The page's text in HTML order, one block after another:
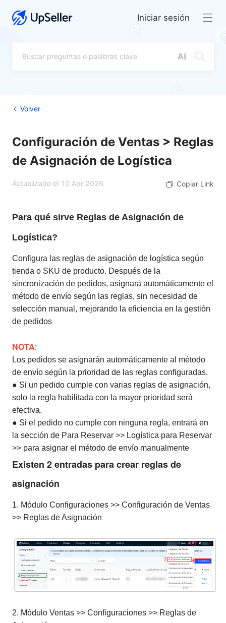
Iniciar sesión
Volver
Configuración de Ventas > Reglas
de Asignación de Logística
Actualizado el 10 Apr,2026 Copiar Link
Para qué sirve Reglas de Asignación de
Logística?
Configura las reglas de asignación de logística según
tienda o SKU de producto. Después de la
sincronización de pedidos, asignará automáticamente el
método de envío según las reglas, sin necesidad de
selección manual, mejorando la eficiencia en la gestión
de pedidos
NOTA:
Los pedidos se asignarán automáticamente al método
de envío según la prioridad de las reglas configuradas.
● Si un pedido cumple con varias reglas de asignación,
solo la regla habilitada con la mayor prioridad será
efectiva.
● Si el pedido no cumple con ninguna regla, entrará en
la sección de Para Reservar >> Logística para Reservar
>> para asignar el método de envío manualmente
Existen 2 entradas para crear reglas de
asignación
1. Módulo Configuraciones >> Configuración de Ventas
>> Reglas de Asignación
2. Módulo Ventas >> Configuraciones >> Reglas de